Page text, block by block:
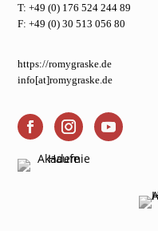
T: +49 (0) 176 524 244 89
F: +49 (0) 30 513 056 80
https://romygraske.de
info[at]romygraske.de